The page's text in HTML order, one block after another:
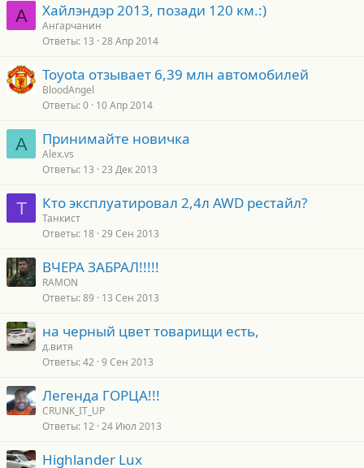
А Хайлэндэр 2013, позади 120 км.:)
Ангарчанин
Ответы 13 28 Апр 2014
Toyota отзывает 6,39 млн автомобилей
BloodAngel
Ответы 0 10 Апр 2014
A Принимайте новичка
Alex.vs
Ответы 13 23 Дек 2013
Т Кто эксплуатировал 2,4л AWD рестайл?
Танкист
Ответы 18 29 Сен 2013
ВЧЕРА ЗАБРАЛ!!!!!
RAMON
Ответы 89 13 Сен 2013
на черный цвет товарищи есть,
д.витя
Ответы 42 9 Сен 2013
Легенда ГОРЦА!!!
CRUNK_IT_UP
Ответы 12 24 Июл 2013
Highlander Lux